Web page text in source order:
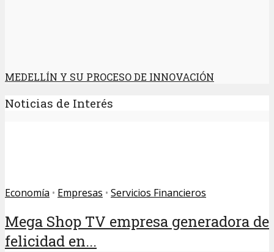
MEDELLÍN Y SU PROCESO DE INNOVACIÓN
Noticias de Interés
Economía • Empresas • Servicios Financieros
Mega Shop TV empresa generadora de
felicidad en...